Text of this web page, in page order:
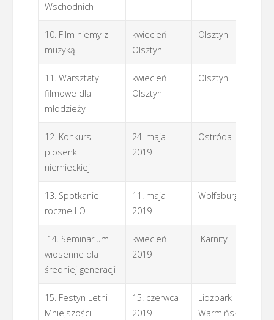
Wschodnich
10. Film niemy z
muzyką
kwiecień
Olsztyn
Olsztyn
11. Warsztaty
filmowe dla
młodzieży
kwiecień
Olsztyn
Olsztyn
12. Konkurs
piosenki
niemieckiej
24. maja
2019
Ostróda
13. Spotkanie
roczne LO
11. maja
2019
Wolfsburg
14. Seminarium
wiosenne dla
średniej generacji
kwiecień
2019
Karnity
15. Festyn Letni
Mniejszości
15. czerwca
2019
Lidzbark
Warmiński